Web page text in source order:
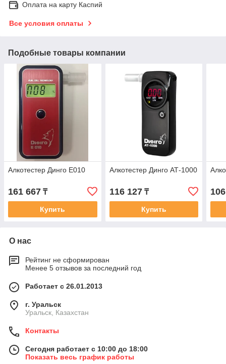
Оплата на карту Каспий
Все условия оплаты
Подобные товары компании
Алкотестер Динго Е010
161 667 ₸
Купить
Алкотестер Динго АТ-1000
116 127₸
Купить
О нас
Рейтинг не сформирован
Менее 5 отзывов за последний год
Работает с 26.01.2013
г. Уральск
Уральск, Казахстан
Контакты
Сегодня работает с 10:00 до 18:00
Показать весь график работы